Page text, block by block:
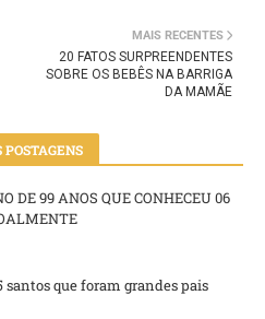
MAIS RECENTES
20 FATOS SURPREENDENTES
SOBRE OS BEBÊS NA BARRIGA
DA MAMÃE
POSTAGENS
DE 99 ANOS QUE CONHECEU 06
santos que foram grandes pais